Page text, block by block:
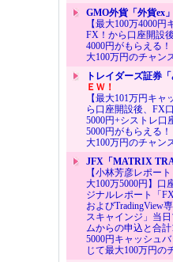
GMO外貨「外貨ex」
【最大100万4000
FX！から口座開設
4000円がもらえる
大100万円のチャン
トレイダーズ証券
ＥＷ！
【最大101万円キ
ら口座開設後、FX
5000円+シストレ口
5000円がもらえる
大100万円のチャン
JFX「MATRIX
【小林芳彦レポー
大100万5000円】口
ジナルレポート「
およびTradingView
スキャインジ」当
ムからの申込と合
5000円キャッシュ
じて最大100万円の